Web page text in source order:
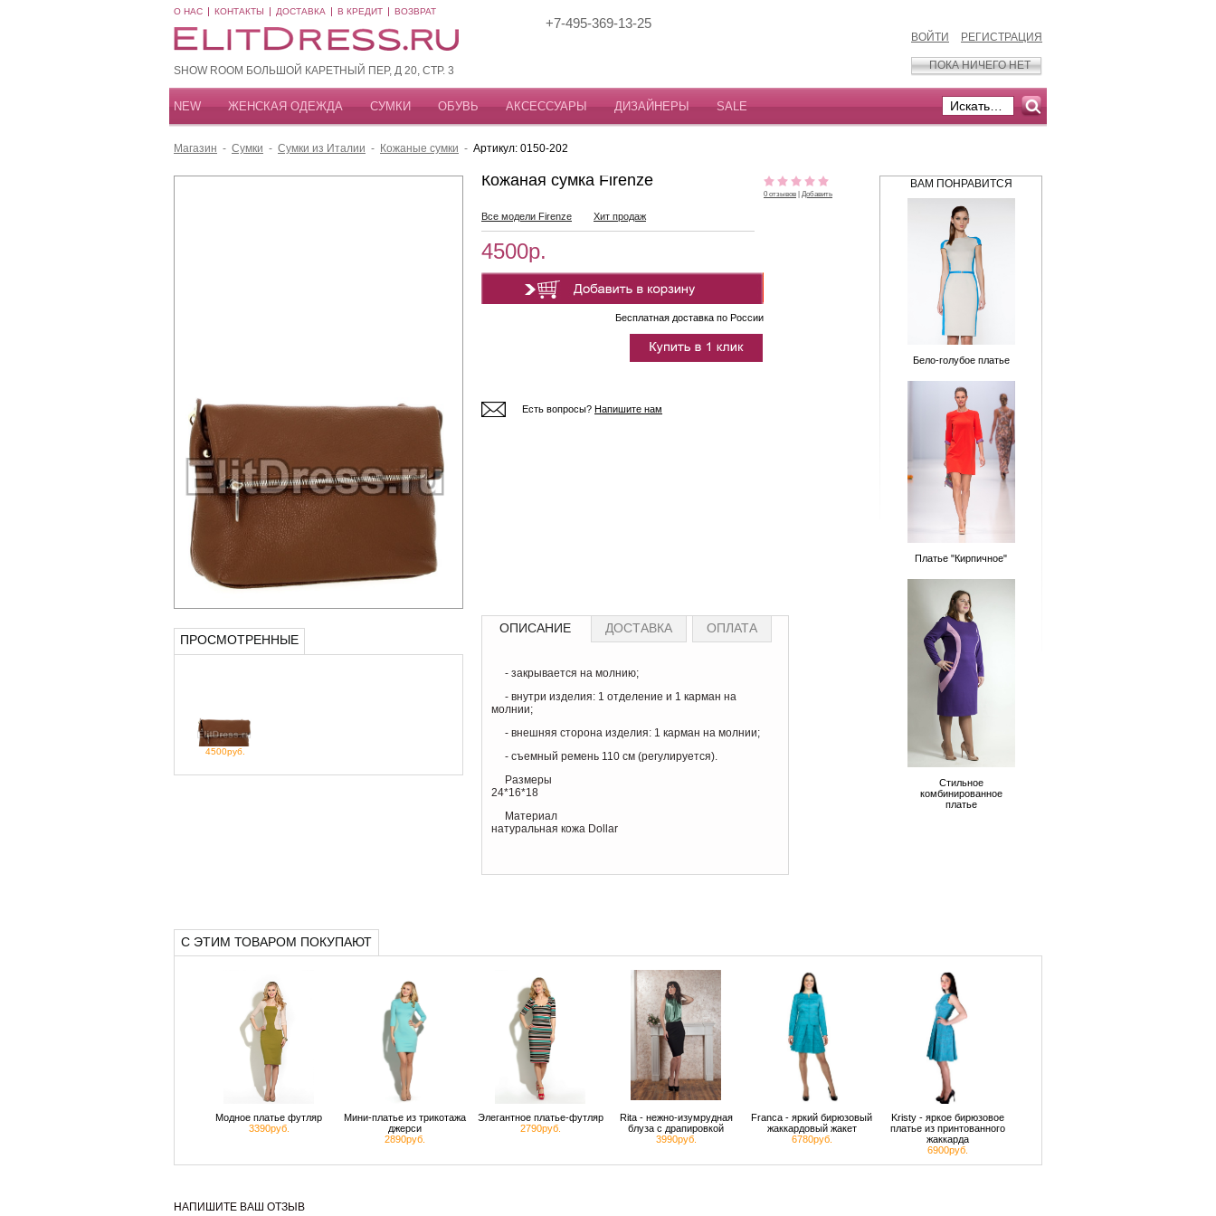
О НАС КОНТАКТЫ ДОСТАВКА В КРЕДИТ ВОЗВРАТ
SHOW ROOM БОЛЬШОЙ КАРЕТНЫЙ ПЕР, Д 20, СТР. 3
+7-495-369-13-25
ВОЙТИ РЕГИСТРАЦИЯ
ПОКА НИЧЕГО НЕТ
NEW ЖЕНСКАЯ ОДЕЖДА СУМКИ ОБУВЬ АКСЕССУАРЫ ДИЗАЙНЕРЫ SALE
Магазин - Сумки - Сумки из Италии - Кожаные сумки - Артикул: 0150-202
ПРОСМОТРЕННЫЕ
4500руб.
ВАМ ПОНРАВИТСЯ
Бело-голубое платье
Платье "Кирпичное"
Стильное
комбинированное
платье
0 отзывов Добавить
Кожаная сумка Firenze
Все модели Firenze Хит продаж
4500р.
Бесплатная доставка по России
Есть вопросы? Напишите нам
ОПИСАНИЕ ДОСТАВКА ОПЛАТА
- закрывается на молнию;
- внутри изделия: 1 отделение и 1 карман на
молнии;
- внешняя сторона изделия: 1 карман на молнии;
- съемный ремень 110 см (регулируется).
Размеры
24*16*18
Материал
натуральная кожа Dollar
С ЭТИМ ТОВАРОМ ПОКУПАЮТ
Модное платье футляр
3390руб.
Мини-платье из трикотажа
джерси
2890руб.
Элегантное платье-футляр
2790руб.
Rita - нежно-изумрудная
блуза с драпировкой
3990руб.
Franca - яркий бирюзовый
жаккардовый жакет
6780руб.
Kristy - яркое бирюзовое
платье из принтованного
жаккарда
6900руб.
НАПИШИТЕ ВАШ ОТЗЫВ